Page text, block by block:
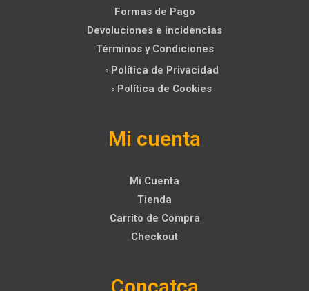
Formas de Pago
Devoluciones e incidencias
Términos y Condiciones
◦ Política de Privacidad
◦ Política de Cookies
Mi cuenta
Mi Cuenta
Tienda
Carrito de Compra
Checkout